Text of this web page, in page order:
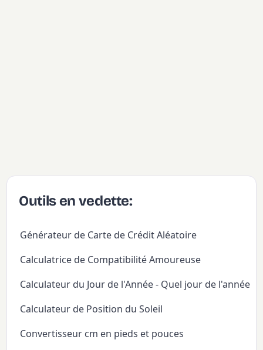
Outils en vedette:
Générateur de Carte de Crédit Aléatoire
Calculatrice de Compatibilité Amoureuse
Calculateur du Jour de l'Année - Quel jour de l'année
Calculateur de Position du Soleil
Convertisseur cm en pieds et pouces